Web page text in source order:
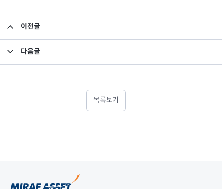
이전글
다음글
목록보기